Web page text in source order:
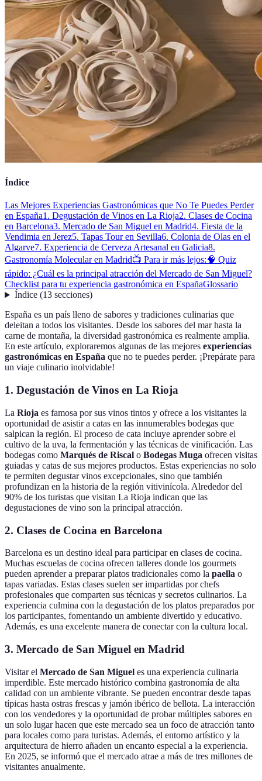
Índice
Las Mejores Experiencias Gastronómicas que No Te Puedes Perder
en España1. Degustación de Vinos en La Rioja2. Clases de Cocina
en Barcelona3. Mercado de San Miguel en Madrid4. Fiesta de la
Vendimia en Jerez5. Tapas Tour en Sevilla6. Colonia de Olas en el
Algarve7. Experiencia de Cerveza Artesanal en Galicia8.
Gastronomía Molecular en Madrid📺 Para ir más lejos:🧠 Quiz
rápido: ¿Cuál es la principal atracción del Mercado de San Miguel?
Checklist para tu experiencia gastronómica en EspañaGlossario
Índice(13 secciones)
España es un país lleno de sabores y tradiciones culinarias que
deleitan a todos los visitantes. Desde los sabores del mar hasta la
carne de montaña, la diversidad gastronómica es realmente amplia.
En este artículo, exploraremos algunas de las mejores experiencias
gastronómicas en España que no te puedes perder. ¡Prepárate para
un viaje culinario inolvidable!
1. Degustación de Vinos en La Rioja
La Rioja es famosa por sus vinos tintos y ofrece a los visitantes la
oportunidad de asistir a catas en las innumerables bodegas que
salpican la región. El proceso de cata incluye aprender sobre el
cultivo de la uva, la fermentación y las técnicas de vinificación. Las
bodegas como Marqués de Riscal o Bodegas Muga ofrecen visitas
guiadas y catas de sus mejores productos. Estas experiencias no solo
te permiten degustar vinos excepcionales, sino que también
profundizan en la historia de la región vitivinícola. Alrededor del
90% de los turistas que visitan La Rioja indican que las
degustaciones de vino son la principal atracción.
2. Clases de Cocina en Barcelona
Barcelona es un destino ideal para participar en clases de cocina.
Muchas escuelas de cocina ofrecen talleres donde los gourmets
pueden aprender a preparar platos tradicionales como la paella o
tapas variadas. Estas clases suelen ser impartidas por chefs
profesionales que comparten sus técnicas y secretos culinarios. La
experiencia culmina con la degustación de los platos preparados por
los participantes, fomentando un ambiente divertido y educativo.
Además, es una excelente manera de conectar con la cultura local.
3. Mercado de San Miguel en Madrid
Visitar el Mercado de San Miguel es una experiencia culinaria
imperdible. Este mercado histórico combina gastronomía de alta
calidad con un ambiente vibrante. Se pueden encontrar desde tapas
típicas hasta ostras frescas y jamón ibérico de bellota. La interacción
con los vendedores y la oportunidad de probar múltiples sabores en
un solo lugar hacen que este mercado sea un foco de atracción tanto
para locales como para turistas. Además, el entorno artístico y la
arquitectura de hierro añaden un encanto especial a la experiencia.
En 2025, se informó que el mercado atrae a más de tres millones de
visitantes anualmente.